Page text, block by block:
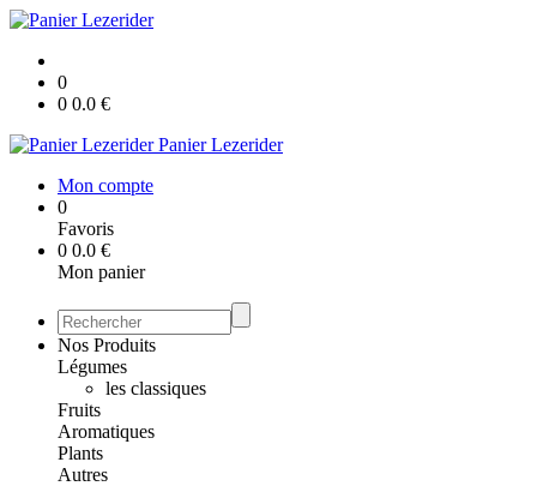
0
0 0.0 €
Panier Lezerider
Mon compte
0
Favoris
0 0.0 €
Mon panier
Nos Produits
Légumes
les classiques
Fruits
Aromatiques
Plants
Autres